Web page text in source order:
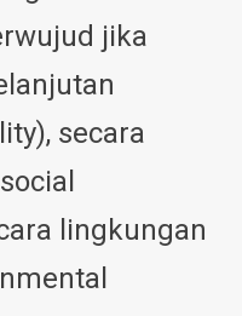
jika
secara
lingkungan